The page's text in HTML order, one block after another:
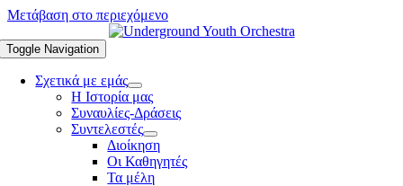
Μετάβαση στο περιεχόμενο
Toggle Navigation
Σχετικά με εμάς
Η Ιστορία μας
Συναυλίες-Δράσεις
Συντελεστές
Διοίκηση
Οι Καθηγητές
Τα μέλη